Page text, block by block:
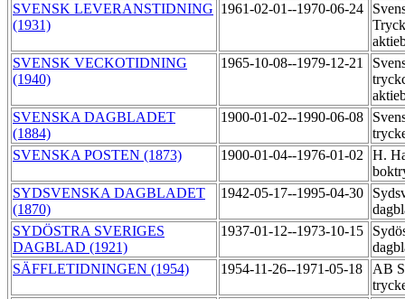
SVENSK LEVERANSTIDNING
(1931)
1961-02-01--1970-06-24
SVENSK VECKOTIDNING
(1940)
1965-10-08--1979-12-21
SVENSKA DAGBLADET
(1884)
1900-01-02--1990-06-08
SVENSKA POSTEN (1873)
1900-01-04--1976-01-02
H.
SYDSVENSKA DAGBLADET
(1870)
1942-05-17--1995-04-30
SYDÖSTRA SVERIGES
DAGBLAD (1921)
1937-01-12--1973-10-15
SÄFFLETIDNINGEN (1954)
1954-11-26--1971-05-18
AB